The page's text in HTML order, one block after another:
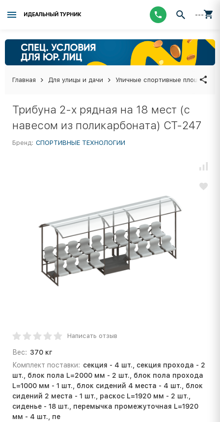
ИДЕАЛЬНЫЙ ТУРНИК ---
Главная Для улицы и дачи Уличные спортивные площадки
Трибуна 2-х рядная на 18 мест (с
навесом из поликарбоната) СТ-247
Бренд: СПОРТИВНЫЕ ТЕХНОЛОГИИ
Написать отзыв
Вес: 370 кг
Комплект поставки: секция - 4 шт., секция прохода - 2
шт., блок пола L=2000 мм - 2 шт., блок пола прохода
L=1000 мм - 1 шт., блок сидений 4 места - 4 шт., блок
сидений 2 места - 1 шт., раскос L=1920 мм - 2 шт.,
сиденье - 18 шт., перемычка промежуточная L=1920
мм - 4 шт., пе